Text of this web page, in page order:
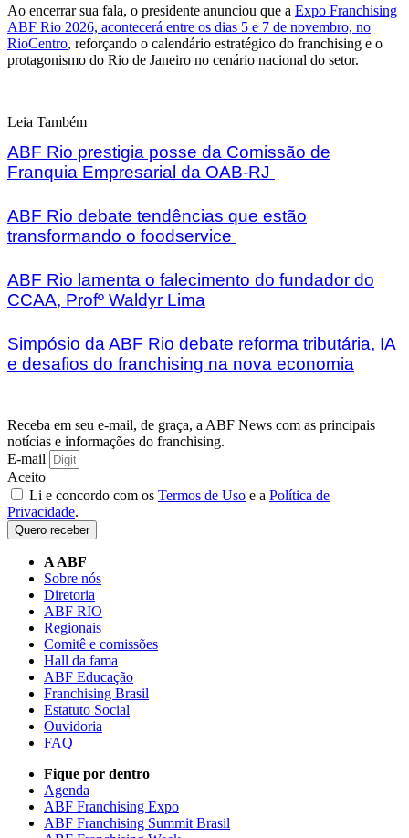
Ao encerrar sua fala, o presidente anunciou que a Expo Franchising
ABF Rio 2026, acontecerá entre os dias 5 e 7 de novembro, no
RioCentro, reforçando o calendário estratégico do franchising e o
protagonismo do Rio de Janeiro no cenário nacional do setor.
Leia Também
ABF Rio prestigia posse da Comissão de
Franquia Empresarial da OAB-RJ
ABF Rio debate tendências que estão
transformando o foodservice
ABF Rio lamenta o falecimento do fundador do
CCAA, Profº Waldyr Lima
Simpósio da ABF Rio debate reforma tributária, IA
e desafios do franchising na nova economia
Receba em seu e-mail, de graça, a ABF News com as principais
notícias e informações do franchising.
E-mail
Aceito
Li e concordo com os Termos de Uso e a Política de
Privacidade.
Quero receber
A ABF
Sobre nós
Diretoria
ABF RIO
Regionais
Comitê e comissões
Hall da fama
ABF Educação
Franchising Brasil
Estatuto Social
Ouvidoria
FAQ
Fique por dentro
Agenda
ABF Franchising Expo
ABF Franchising Summit Brasil